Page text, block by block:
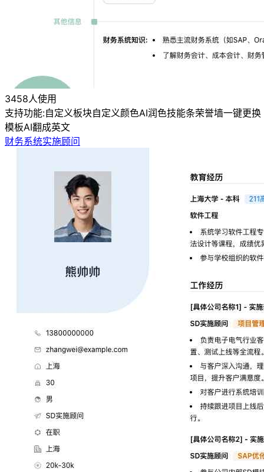
3458人使用
支持功能:自定义板块自定义颜色AI润色技能条荣誉墙一键更换
模板AI翻成英文
财务系统实施顾问